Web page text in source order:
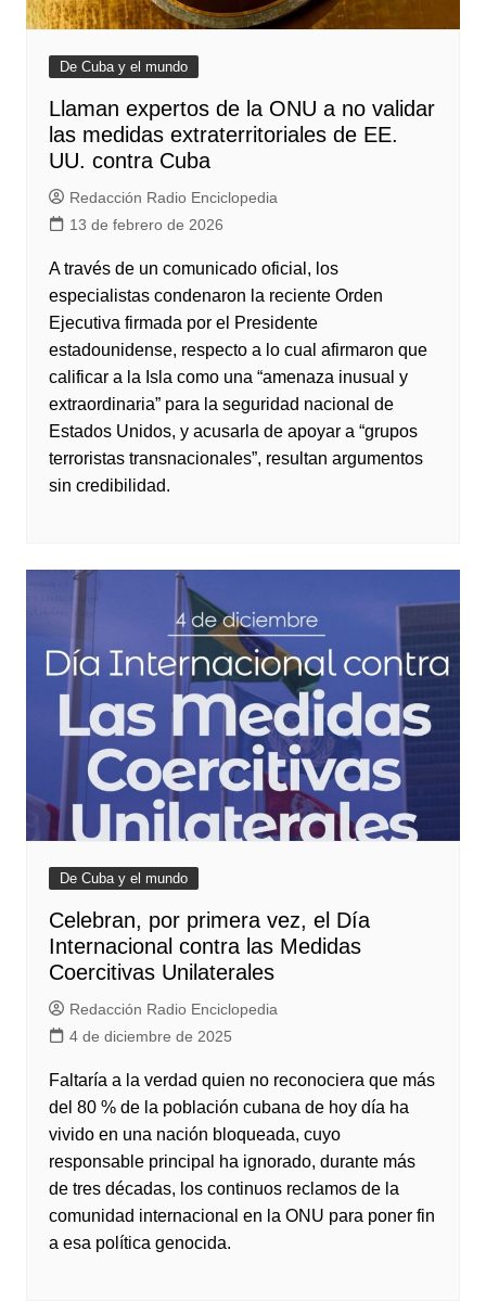
De Cuba y el mundo
Llaman expertos de la ONU a no validar
las medidas extraterritoriales de EE.
UU. contra Cuba
Redacción Radio Enciclopedia
13 de febrero de 2026
A través de un comunicado oficial, los
especialistas condenaron la reciente Orden
Ejecutiva firmada por el Presidente
estadounidense, respecto a lo cual afirmaron que
calificar a la Isla como una “amenaza inusual y
extraordinaria” para la seguridad nacional de
Estados Unidos, y acusarla de apoyar a “grupos
terroristas transnacionales”, resultan argumentos
sin credibilidad.
De Cuba y el mundo
Celebran, por primera vez, el Día
Internacional contra las Medidas
Coercitivas Unilaterales
Redacción Radio Enciclopedia
4 de diciembre de 2025
Faltaría a la verdad quien no reconociera que más
del 80 % de la población cubana de hoy día ha
vivido en una nación bloqueada, cuyo
responsable principal ha ignorado, durante más
de tres décadas, los continuos reclamos de la
comunidad internacional en la ONU para poner fin
a esa política genocida.